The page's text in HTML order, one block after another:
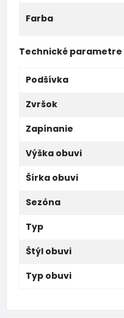
Farba
Technické parametre
Podšívka
Zvršok
Zapínanie
Výška obuvi
Šírka obuvi
Sezóna
Typ
Štýl obuvi
Typ obuvi